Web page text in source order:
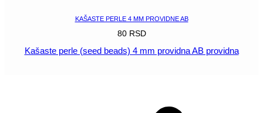
KAŠASTE PERLE 4 MM PROVIDNE AB
80 RSD
Kašaste perle (seed beads) 4 mm providna AB providna